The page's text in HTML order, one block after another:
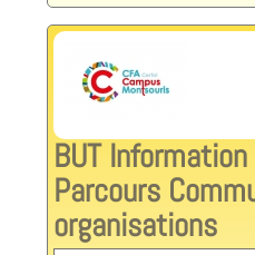
BUT
Parcours
organisations